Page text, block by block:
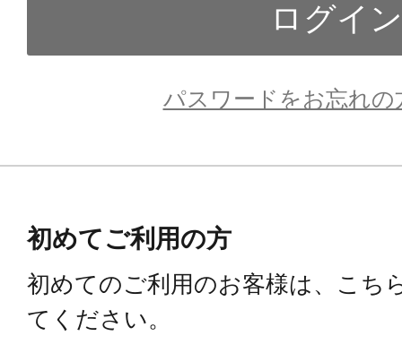
パスワードをお忘れの
初めてご利用の方
初めてのご利用のお客様は、こち
てください。